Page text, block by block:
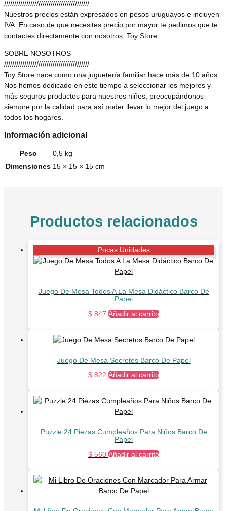
//////////////////////////////////////////
Nuestros precios están expresados en pesos uruguayos e incluyen
IVA. En caso de que necesites precio por mayor te pedimos que te
contactes directamente con nosotros, Toy Store.
SOBRE NOSOTROS
//////////////////////////////////////////
Toy Store nace como una juguetería familiar hace más de 10 años.
Nos hemos dedicado en este tiempo a seleccionar los mejores y
más seguros productos para nuestros niños, preocupándonos
siempre por la calidad para así poder llevar lo mejor del juego a
todos los hogares.
Información adicional
Peso
0,5 kg
Dimensiones 15 × 15 × 15 cm
Productos relacionados
Pocas Unidades
Juego De Mesa Todos A La Mesa Didáctico Barco De
Papel
$ 847 Añadir al carrito
Juego De Mesa Secretos Barco De Papel
$ 822 Añadir al carrito
Puzzle 24 Piezas Cumpleaños Para Niños Barco De
Papel
$ 560 Añadir al carrito